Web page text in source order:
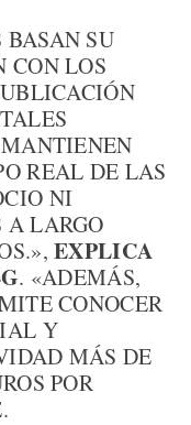
SU
CON LOS
REAL DE LAS
NI
A LARGO
EXPLICA
. «ADEMÁS,
CONOCER
Y
MÁS DE
POR